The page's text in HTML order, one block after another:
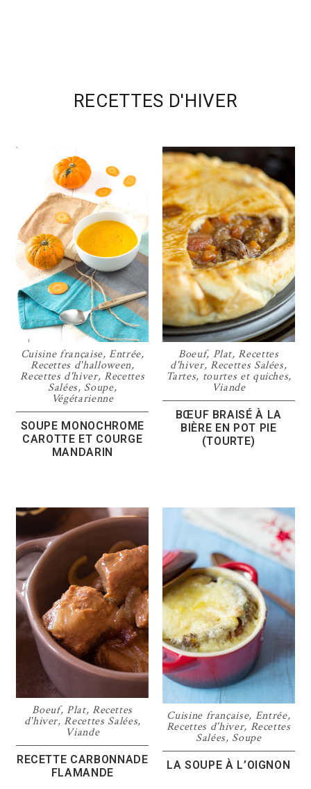
RECETTES D'HIVER
Cuisine française,Entrée,
Recettes d'halloween,
Recettes d'hiver, Recettes
Salées, Soupe,
Végétarienne
SOUPE MONOCHROME
CAROTTE ET COURGE
MANDARIN
Boeuf, Plat,Recettes
d'hiver, Recettes Salées,
Tartes, tourtes et quiches,
Viande
BŒUF BRAISÉ À LA
BIÈRE EN POT PIE
(TOURTE)
Boeuf, Plat, Recettes
d'hiver,Recettes Salées,
Viande
RECETTE CARBONNADE
FLAMANDE
Cuisine française, Entrée,
Recettes d'hiver, Recettes
Salées, Soupe
LA SOUPE À L’OIGNON